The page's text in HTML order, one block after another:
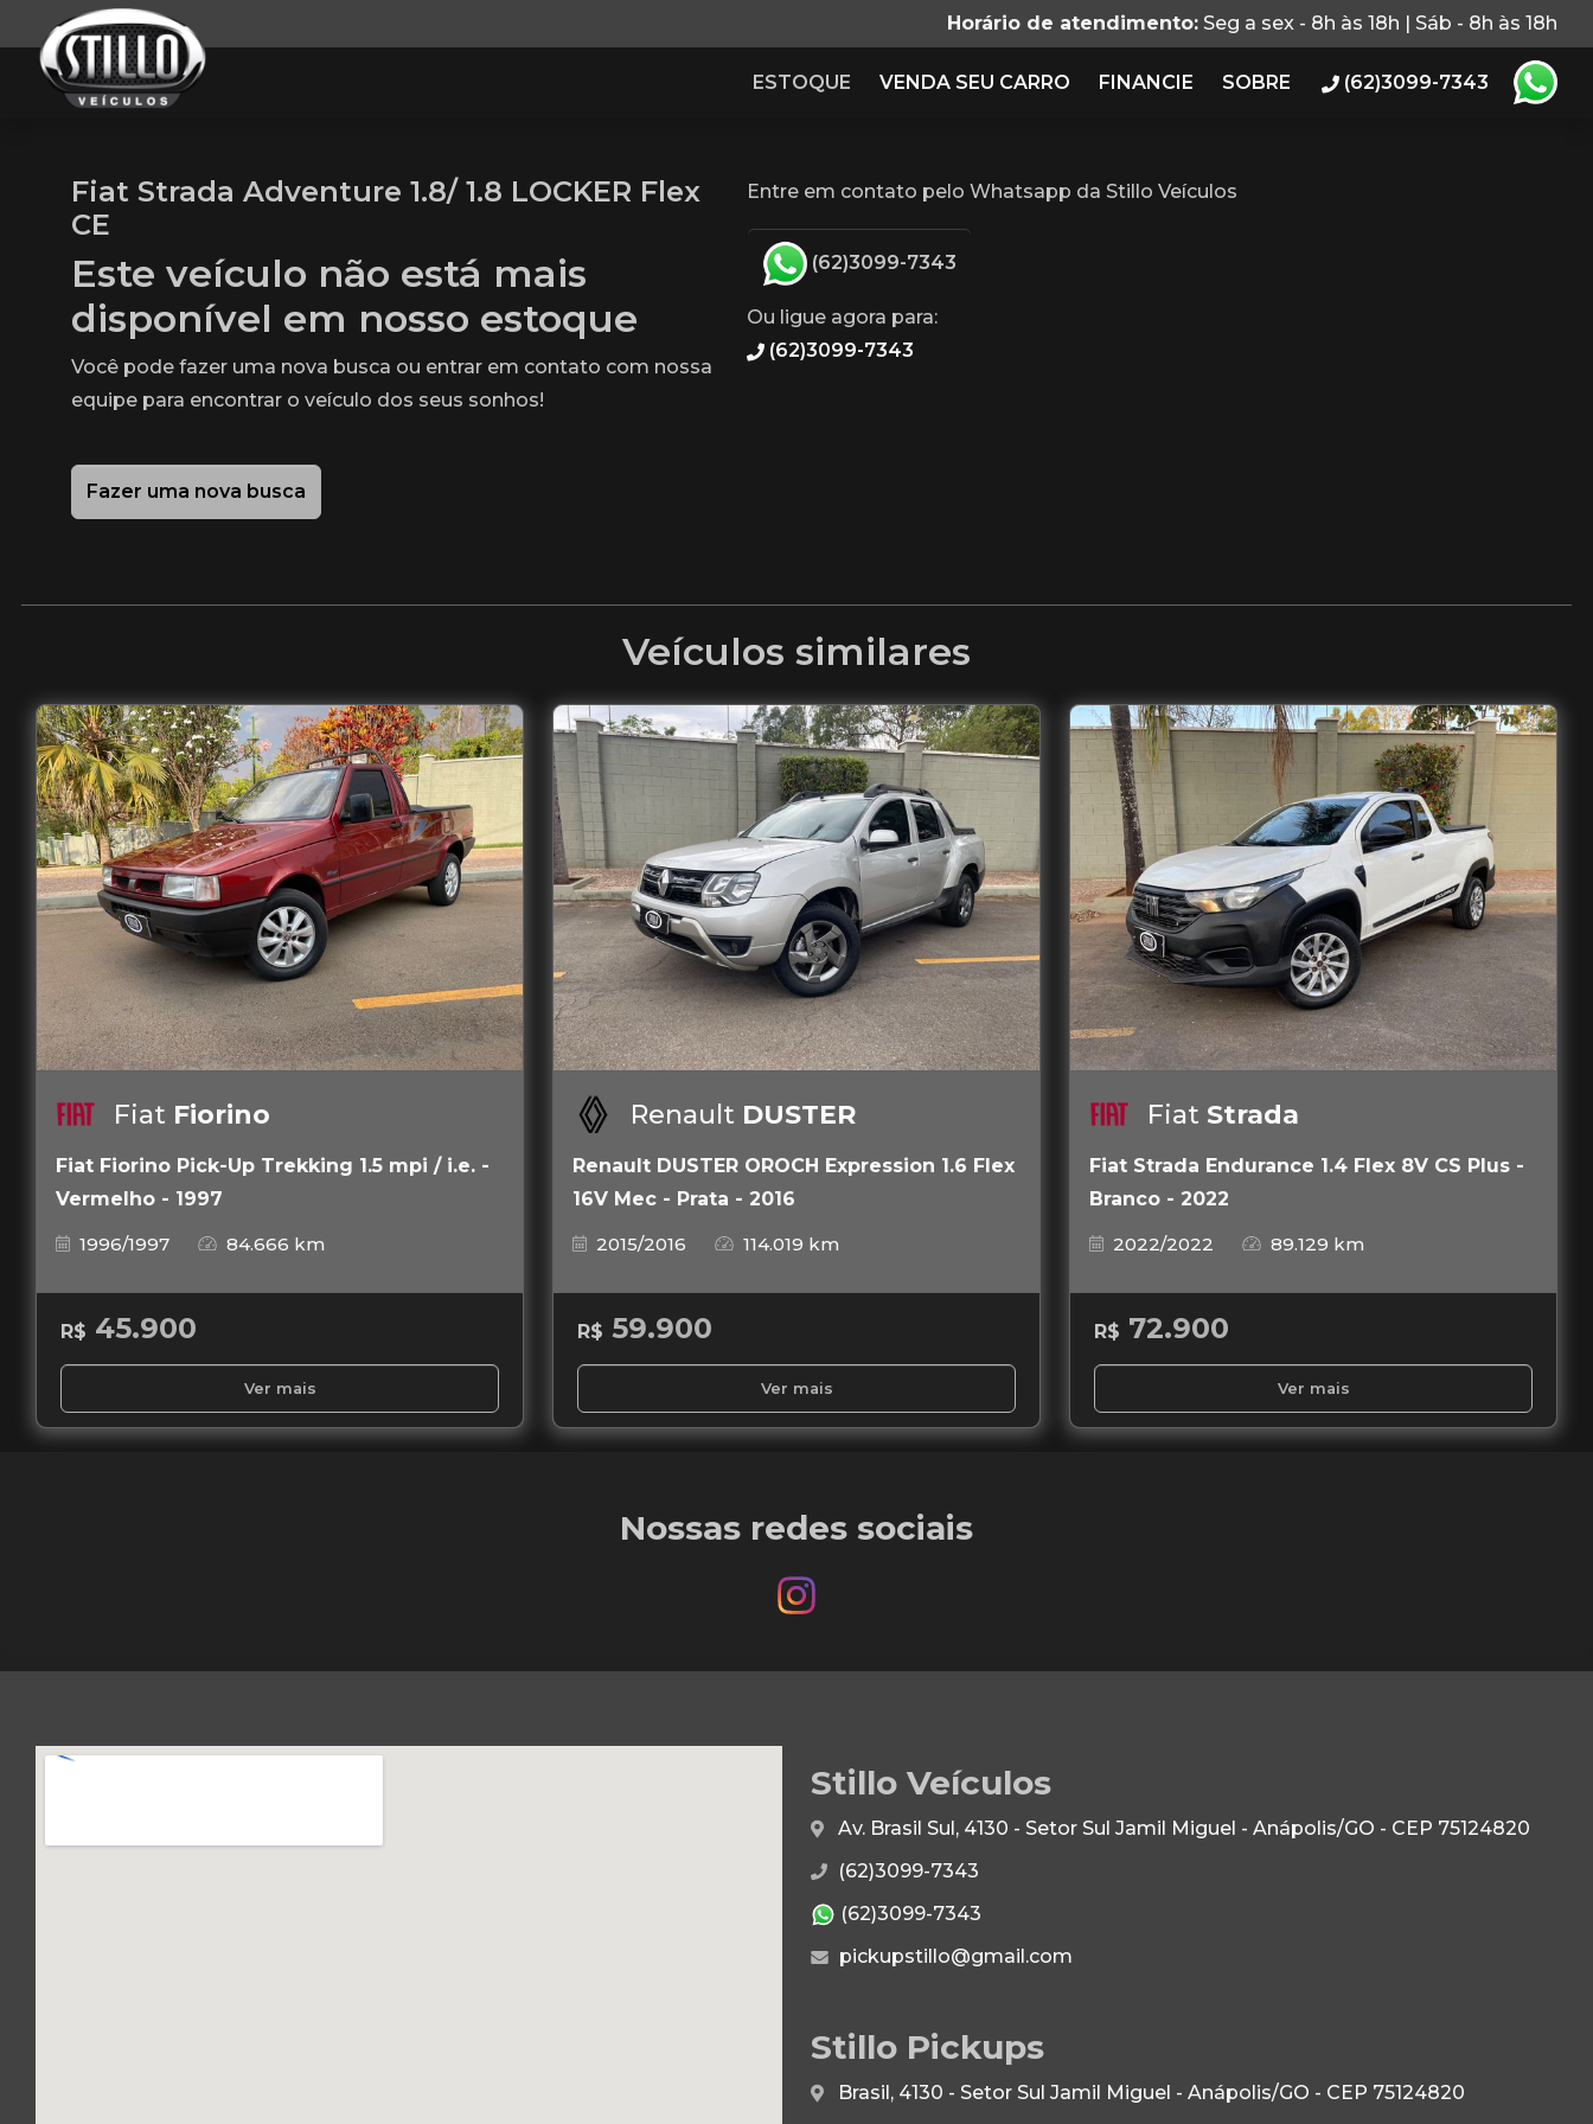
Horário de atendimento: Seg a sex - 8h às 18h | Sáb - 8h às 18h
ESTOQUE VENDA SEU CARRO FINANCIE SOBRE (62)3099-7343
Fiat Strada Adventure 1.8/ 1.8 LOCKER Flex
CE
Este veículo não está mais
disponível em nosso estoque
Você pode fazer uma nova busca ou entrar em contato com nossa
equipe para encontrar o veículo dos seus sonhos!
Fazer uma nova busca
Entre em contato pelo Whatsapp da Stillo Veículos
(62)3099-7343
Ou ligue agora para:
(62)3099-7343
Veículos similares
Fiat Fiorino
Fiat Fiorino Pick-Up Trekking 1.5 mpi / i.e. -
Vermelho - 1997
1996/1997
84.666 km
R$ 45.900
Ver mais
Renault DUSTER
Renault DUSTER OROCH Expression 1.6 Flex
16V Mec - Prata - 2016
2015/2016
114.019 km
R$ 59.900
Ver mais
Fiat Strada
Fiat Strada Endurance 1.4 Flex 8V CS Plus -
Branco - 2022
2022/2022
89.129 km
R$ 72.900
Ver mais
Nossas redes sociais
Stillo Veículos
Av. Brasil Sul, 4130 - Setor Sul Jamil Miguel - Anápolis/GO - CEP 75124820
(62)3099-7343
(62)3099-7343
pickupstillo@gmail.com
Stillo Pickups
Brasil, 4130 - Setor Sul Jamil Miguel - Anápolis/GO - CEP 75124820